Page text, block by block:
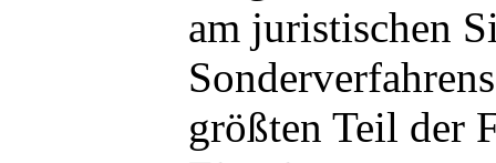
am juristischen
größten Teil der